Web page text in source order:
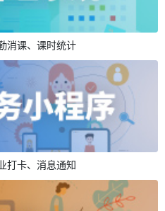
消课、课时统计
打卡、消息通知